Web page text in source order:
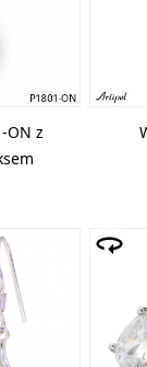
ON z